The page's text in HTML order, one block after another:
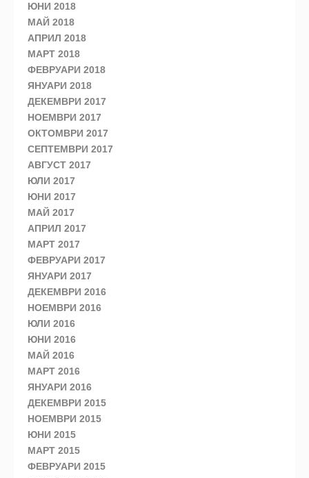
ЮНИ 2018
МАЙ 2018
АПРИЛ 2018
МАРТ 2018
ФЕВРУАРИ 2018
ЯНУАРИ 2018
ДЕКЕМВРИ 2017
НОЕМВРИ 2017
ОКТОМВРИ 2017
СЕПТЕМВРИ 2017
АВГУСТ 2017
ЮЛИ 2017
ЮНИ 2017
МАЙ 2017
АПРИЛ 2017
МАРТ 2017
ФЕВРУАРИ 2017
ЯНУАРИ 2017
ДЕКЕМВРИ 2016
НОЕМВРИ 2016
ЮЛИ 2016
ЮНИ 2016
МАЙ 2016
МАРТ 2016
ЯНУАРИ 2016
ДЕКЕМВРИ 2015
НОЕМВРИ 2015
ЮНИ 2015
МАРТ 2015
ФЕВРУАРИ 2015